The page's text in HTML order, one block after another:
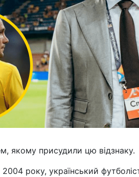
якому присудили цю відзнаку.
року, український